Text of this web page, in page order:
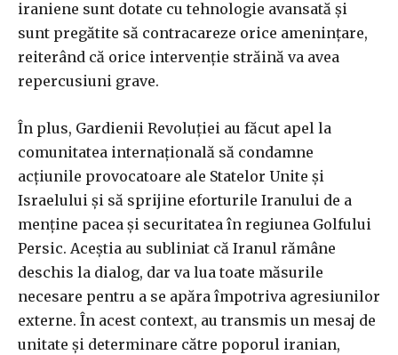
iraniene sunt dotate cu tehnologie avansată și
sunt pregătite să contracareze orice amenințare,
reiterând că orice intervenție străină va avea
repercusiuni grave.
În plus, Gardienii Revoluției au făcut apel la
comunitatea internațională să condamne
acțiunile provocatoare ale Statelor Unite și
Israelului și să sprijine eforturile Iranului de a
menține pacea și securitatea în regiunea Golfului
Persic. Aceștia au subliniat că Iranul rămâne
deschis la dialog, dar va lua toate măsurile
necesare pentru a se apăra împotriva agresiunilor
externe. În acest context, au transmis un mesaj de
unitate și determinare către poporul iranian,